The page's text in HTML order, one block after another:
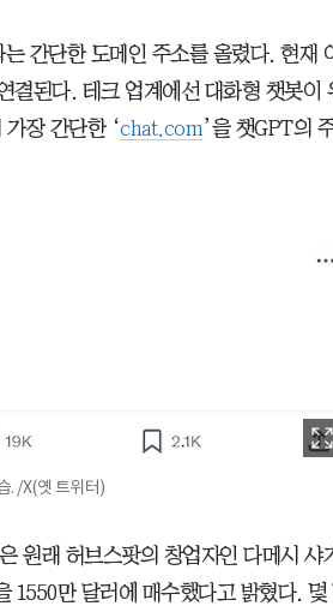
는 간단한 도메인 주소를 올렸다. 현재
결된다. 테크 업계에선 대화형 챗봇이
장 간단한 ‘chat.com’을 챗GPT의
. /X(옛 트위터)
원래 허브스팟의 창업자인 다메시 샤
1550만 달러에 매수했다고 밝혔다. 몇